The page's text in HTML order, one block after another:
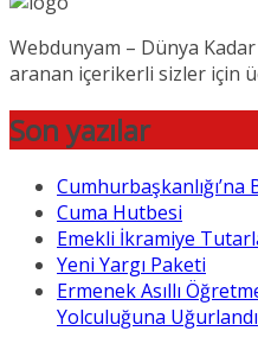
Webdunyam – Dünya
aranan içerikerli sizler için
Son yazılar
Cumhurbaşkanlığı’na
Cuma Hutbesi
Emekli İkramiye
Yeni Yargı Paketi
Ermenek Asıllı
Yolculuğuna Uğurlandı